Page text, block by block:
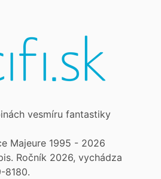
vesmíru fantastiky
Majeure 1995 - 2026
Ročník 2026, vychádza
8180.